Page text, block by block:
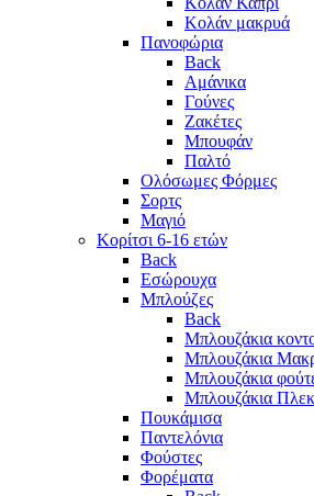
Κολάν μακρυά
Πανοφώρια
Back
Αμάνικα
Γούνες
Ζακέτες
Μπουφάν
Παλτό
Ολόσωμες Φόρμες
Σορτς
Μαγιό
Κορίτσι 6-16 ετών
Back
Εσώρουχα
Μπλούζες
Back
Μπλουζάκια
Μπλουζάκια
Μπλουζάκια
Μπλουζάκια
Πουκάμισα
Παντελόνια
Φούστες
Φορέματα